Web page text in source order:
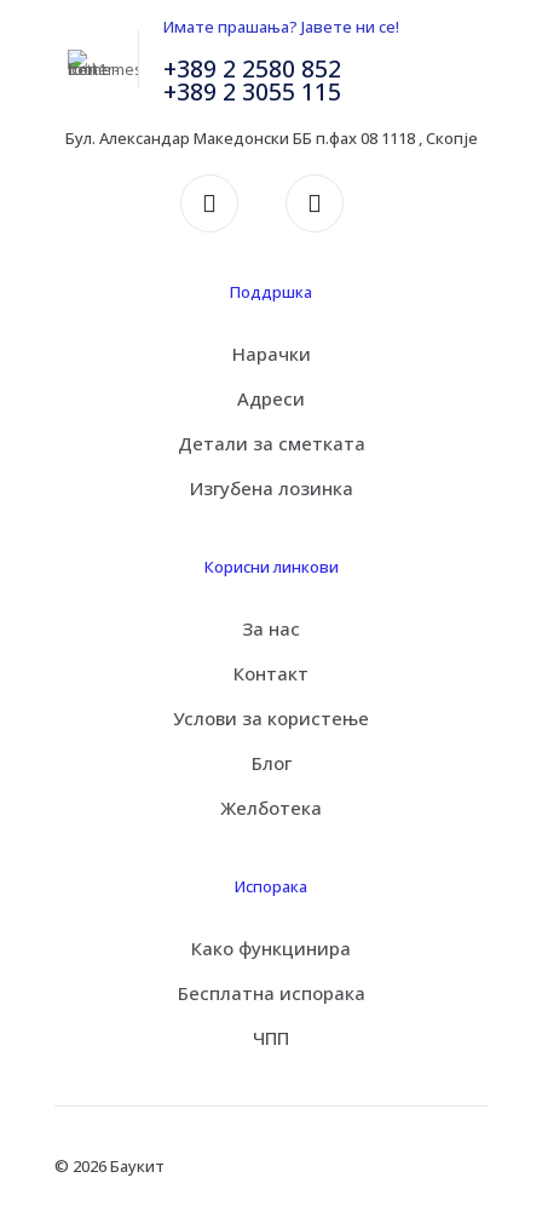
Имате прашања? Јавете ни се!
+389 2 2580 852
+389 2 3055 115
Бул. Александар Македонски ББ п.фах 08 1118 , Скопје
Поддршка
Нарачки
Адреси
Детали за сметката
Изгубена лозинка
Корисни линкови
За нас
Контакт
Услови за користење
Блог
Желботека
Испорака
Како функцинира
Бесплатна испорака
ЧПП
© 2026 Баукит